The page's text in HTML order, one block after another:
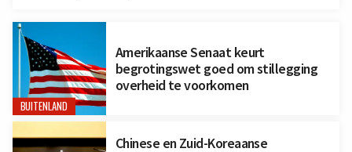
BUITENLAND
Amerikaanse Senaat keurt
begrotingswet goed om stillegging
overheid te voorkomen
Chinese en Zuid-Koreaanse